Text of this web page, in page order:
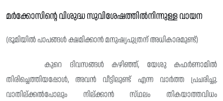
മർക്കോസിന്റെ വിശുദ്ധ സുവിശേഷത്തിൽനിന്നുള്ള വായന
(ഭൂമിയിൽ പാപങ്ങൾ ക്ഷമിക്കാൻ മനുഷ്യപുത്രന് അധികാരമുണ്ട്)
കുറെ ദിവസങ്ങൾ കഴിഞ്ഞ്, യേശു കഫർണാമിൽ
തിരിച്ചെത്തിയപ്പോൾ, അവൻ വീട്ടിലുണ്ട് എന്ന വാർത്ത പ്രചരിച്ചു.
വാതില്ക്കൽപോലും നില്ക്കാൻ സ്‌ഥലം തികയാത്തവിധം